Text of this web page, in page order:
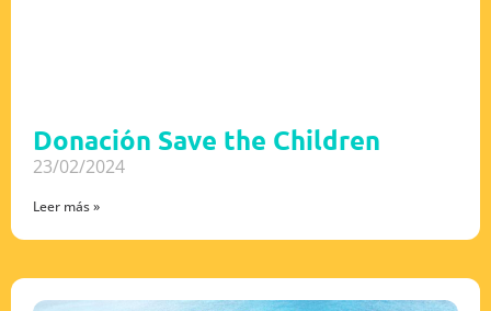
Donación Save the Children
23/02/2024
Leer más »